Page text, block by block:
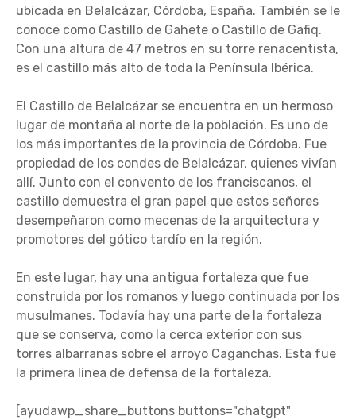
ubicada en Belalcázar, Córdoba, España. También se le
conoce como Castillo de Gahete o Castillo de Gafiq.
Con una altura de 47 metros en su torre renacentista,
es el castillo más alto de toda la Península Ibérica.
El Castillo de Belalcázar se encuentra en un hermoso
lugar de montaña al norte de la población. Es uno de
los más importantes de la provincia de Córdoba. Fue
propiedad de los condes de Belalcázar, quienes vivían
allí. Junto con el convento de los franciscanos, el
castillo demuestra el gran papel que estos señores
desempeñaron como mecenas de la arquitectura y
promotores del gótico tardío en la región.
En este lugar, hay una antigua fortaleza que fue
construida por los romanos y luego continuada por los
musulmanes. Todavía hay una parte de la fortaleza
que se conserva, como la cerca exterior con sus
torres albarranas sobre el arroyo Caganchas. Esta fue
la primera línea de defensa de la fortaleza.
[ayudawp_share_buttons buttons="chatgpt"